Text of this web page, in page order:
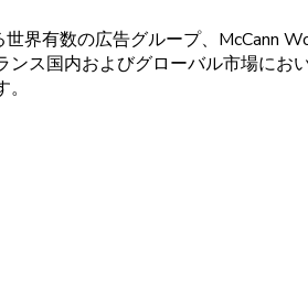
世界有数の広告グループ、 McCann
ンス国内およびグローバル市場にお